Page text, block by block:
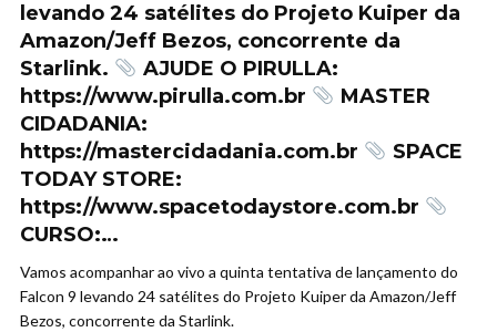
levando 24 satélites do Projeto Kuiper da
Amazon/Jeff Bezos, concorrente da
Starlink.
AJUDE O PIRULLA:
https://www.pirulla.com.br
MASTER
CIDADANIA:
https://mastercidadania.com.br
SPACE
TODAY STORE:
https://www.spacetodaystore.com.br
CURSO:…
Vamos acompanhar ao vivo a quinta tentativa de lançamento do
Falcon 9 levando 24 satélites do Projeto Kuiper da Amazon/Jeff
Bezos, concorrente da Starlink.